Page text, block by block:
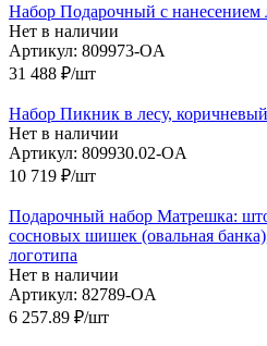
Набор Подарочный с нанесением
Нет в наличии
Артикул: 809973-OA
31 488 ₽/шт
Набор Пикник в лесу,
Нет в наличии
Артикул: 809930.02-OA
10 719 ₽/шт
Подарочный набор Матрешка:
сосновых шишек (овальная
логотипа
Нет в наличии
Артикул: 82789-OA
6 257.89 ₽/шт